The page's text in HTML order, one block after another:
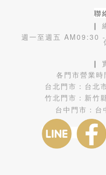
聯
❙
週一至週五 AM09:30 -
❙
各門市營業時
台北門市： 台北
竹北門市： 新竹
台中門市： 台